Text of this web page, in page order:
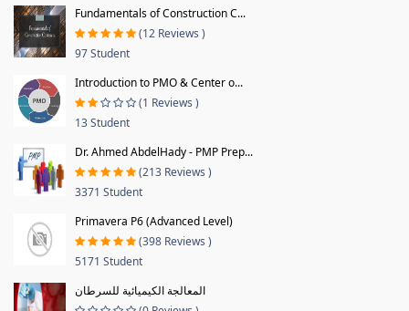
Fundamentals of Construction C...
(12 Reviews )
97 Student
Introduction to PMO & Center o...
(1 Reviews )
13 Student
Dr. Ahmed AbdelHady - PMP Prep...
(213 Reviews )
3371 Student
Primavera P6 (Advanced Level)
(398 Reviews )
5171 Student
المعالجة الكيميائية للسرطان